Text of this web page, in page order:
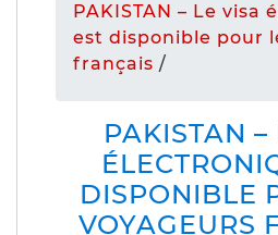
PAKISTAN – Le visa
est disponible pour
français /
PAKISTAN –
DISPONIBLE
VOYAGEURS